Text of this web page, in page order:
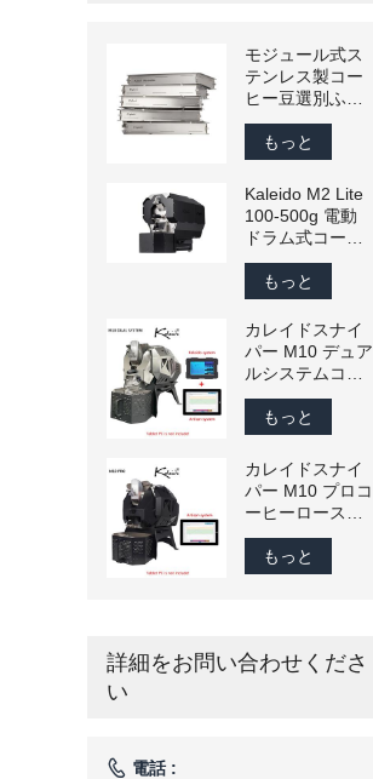
モジュール式ス
テンレス製コー
ヒー豆選別ふる
い – 生豆と焙煎
豆用にメッシュ
サイズをカスタ
マイズ可能
もっと
Kaleido M2 Lite
100-500g 電動
ドラム式コーヒ
ーロースター
（Artisan互換）
もっと
カレイドスナイ
パー M10 デュア
ルシステムコー
ヒーロースター
300 グラ
ム-1200 グラム
商業スマートコ
ーヒー豆ロース
ター家庭用焙煎
機 110 v/220 v
もっと
カレイドスナイ
パー M10 プロコ
ーヒーロースタ
ー 300 グラ
ム-1200 グラム
商業スマートコ
もっと
詳細をお問い合わせくださ
い
 電話 :